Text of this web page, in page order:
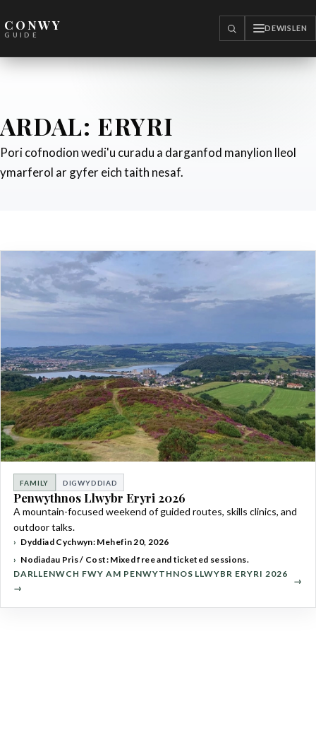
CONWY
GUIDE CHWILIO
DEWISLEN
ARDAL: ERYRI
Pori cofnodion wedi'u curadu a darganfod manylion lleol
ymarferol ar gyfer eich taith nesaf.
FAMILY DIGWYDDIAD
Penwythnos Llwybr Eryri 2026
A mountain-focused weekend of guided routes, skills clinics, and
outdoor talks.
Dyddiad Cychwyn: Mehefin 20, 2026
Nodiadau Pris / Cost: Mixed free and ticketed sessions.
DARLLENWCH FWY AM PENWYTHNOS LLWYBR ERYRI 2026
→